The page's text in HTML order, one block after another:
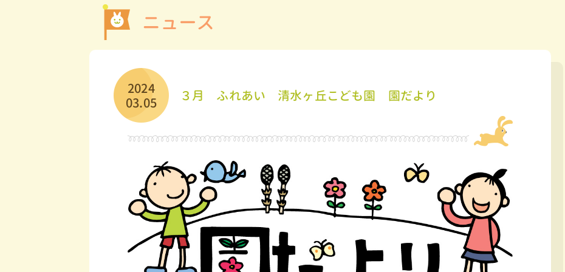
ニュース
2024
03.05
３月 ふれあい 清水ヶ丘こども園 園だより